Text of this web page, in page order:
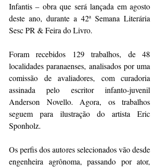
Infantis – obra que será lançada em agosto
deste ano, durante a 42ª Semana Literária
Sesc PR & Feira do Livro.
Foram recebidos 129 trabalhos, de 48
localidades paranaenses, analisados por uma
comissão de avaliadores, com curadoria
assinada pelo escritor infanto-juvenil
Anderson Novello. Agora, os trabalhos
seguem para ilustração do artista Eric
Sponholz.
Os perfis dos autores selecionados vão desde
engenheira agrônoma, passando por ator,